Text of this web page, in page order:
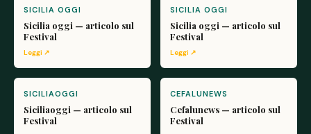
SICILIA OGGI
Sicilia oggi — articolo sul
Festival
Leggi ↗
SICILIA OGGI
Sicilia oggi — articolo sul
Festival
Leggi ↗
SICILIAOGGI
Siciliaoggi — articolo sul
Festival
CEFALUNEWS
Cefalunews — articolo sul
Festival